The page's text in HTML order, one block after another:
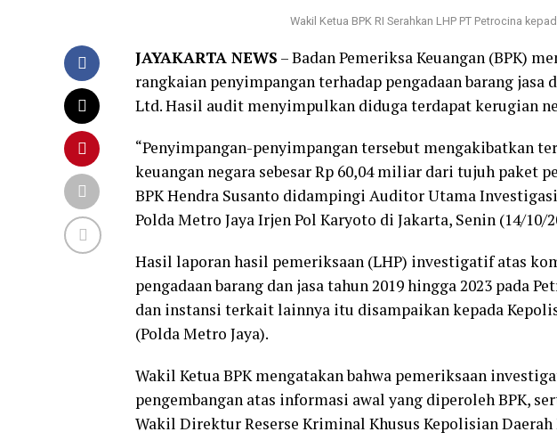
Wakil Ketua BPK RI Serahkan LHP PT Petrocina
JAYAKARTA NEWS – Badan Pemeriksa Keuangan (BPK)
rangkaian penyimpangan terhadap pengadaan barang jasa
Ltd. Hasil audit menyimpulkan diduga terdapat kerugian
“Penyimpangan-penyimpangan tersebut mengakibatkan
keuangan negara sebesar Rp 60,04 miliar dari tujuh paket
BPK Hendra Susanto didampingi Auditor Utama
Polda Metro Jaya Irjen Pol Karyoto di Jakarta, Senin (14/10/
Hasil laporan hasil pemeriksaan (LHP) investigatif atas
pengadaan barang dan jasa tahun 2019 hingga 2023 pada
dan instansi terkait lainnya itu disampaikan kepada
(Polda Metro Jaya).
Wakil Ketua BPK mengatakan bahwa pemeriksaan
pengembangan atas informasi awal yang diperoleh BPK,
Wakil Direktur Reserse Kriminal Khusus Kepolisian